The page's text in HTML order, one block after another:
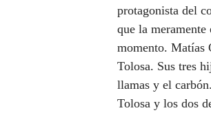
protagonista del
que la
momento. Matías
Tolosa. Sus tres
llamas y el
Tolosa y los dos